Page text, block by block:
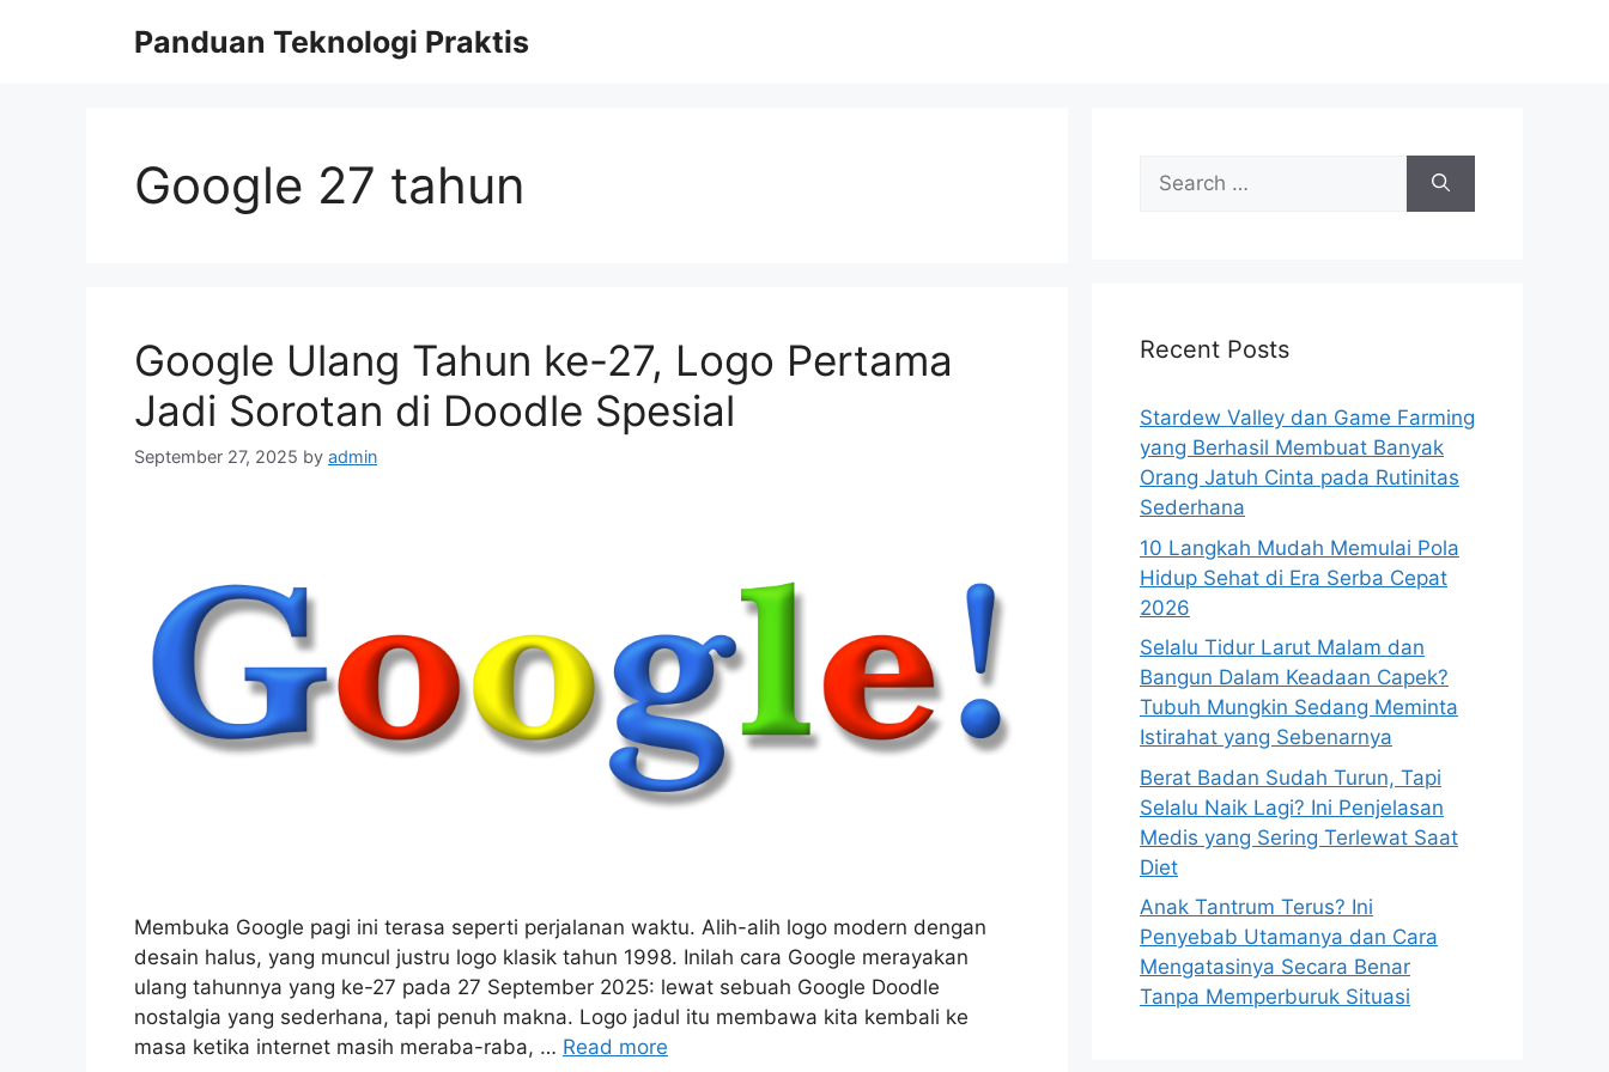
Panduan Teknologi Praktis
Google 27 tahun
Google Ulang Tahun ke-27, Logo Pertama
Jadi Sorotan di Doodle Spesial
September 27, 2025 by admin
Membuka Google pagi ini terasa seperti perjalanan waktu. Alih-alih logo modern dengan
desain halus, yang muncul justru logo klasik tahun 1998. Inilah cara Google merayakan
ulang tahunnya yang ke-27 pada 27 September 2025: lewat sebuah Google Doodle
nostalgia yang sederhana, tapi penuh makna. Logo jadul itu membawa kita kembali ke
masa ketika internet masih meraba-raba, … Read more
Search
for:
Recent Posts
Stardew Valley dan Game Farming
yang Berhasil Membuat Banyak
Orang Jatuh Cinta pada Rutinitas
Sederhana
10 Langkah Mudah Memulai Pola
Hidup Sehat di Era Serba Cepat
2026
Selalu Tidur Larut Malam dan
Bangun Dalam Keadaan Capek?
Tubuh Mungkin Sedang Meminta
Istirahat yang Sebenarnya
Berat Badan Sudah Turun, Tapi
Selalu Naik Lagi? Ini Penjelasan
Medis yang Sering Terlewat Saat
Diet
Anak Tantrum Terus? Ini
Penyebab Utamanya dan Cara
Mengatasinya Secara Benar
Tanpa Memperburuk Situasi